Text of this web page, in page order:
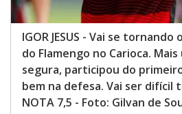
IGOR JESUS - Vai se
do Flamengo no Carioca.
segura, participou do
bem na defesa. Vai ser difícil
NOTA 7,5 - Foto: Gilvan de